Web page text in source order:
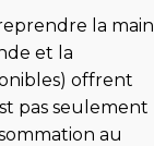
la main
et la
offrent
pas seulement
au